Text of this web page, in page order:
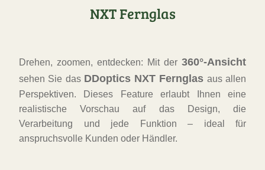
NXT Fernglas
Drehen, zoomen, entdecken: Mit der 360°-Ansicht
sehen Sie das DDoptics NXT Fernglas aus allen
Perspektiven. Dieses Feature erlaubt Ihnen eine
realistische Vorschau auf das Design, die
Verarbeitung und jede Funktion – ideal für
anspruchsvolle Kunden oder Händler.